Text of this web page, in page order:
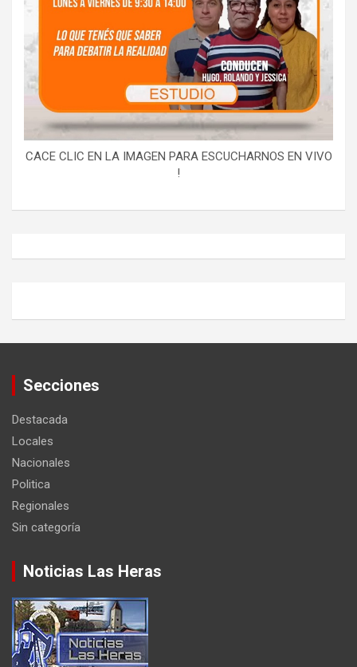
CACE CLIC EN LA IMAGEN PARA ESCUCHARNOS EN VIVO
!
Secciones
Destacada
Locales
Nacionales
Politica
Regionales
Sin categoría
Noticias Las Heras